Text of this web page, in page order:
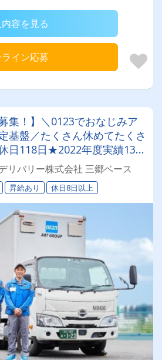
容を見る
イン応募
集！】＼0123でおなじみア
基盤／たくさん休めてたくさ
日118日★2022年度実績135
年度3.76ヶ月分）◎免許取
担！(普通免許から応募
育支援で安心安全の全力サ
リバリー株式会社 三郷ベース
昇給あり 休日8日以上